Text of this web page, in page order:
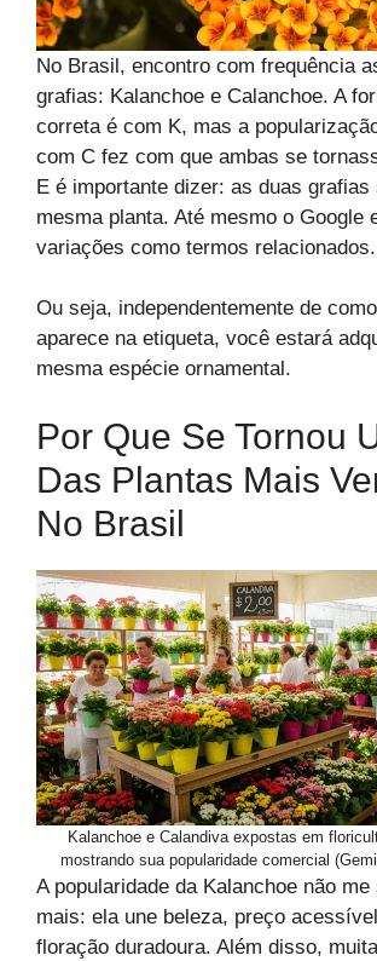
No Brasil, encontro com frequência
grafias: Kalanchoe e Calanchoe. A
correta é com K, mas a
com C fez com que ambas se
E é importante dizer: as duas grafias
mesma planta. Até mesmo o Google
variações como termos relacionados.
Ou seja, independentemente de
aparece na etiqueta, você estará
mesma espécie ornamental.
Por Que Se Tornou
Das Plantas Mais
No Brasil
Kalanchoe e Calandiva expostas em
mostrando sua popularidade comercial
A popularidade da Kalanchoe não me
mais: ela une beleza, preço
floração duradoura. Além disso,